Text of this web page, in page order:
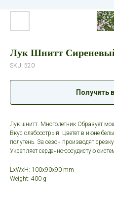
Лук Шнитт
SKU: 520
Получить
Лук шнитт. Многолетник Образует
Вкус слабоострый. Цветет в июне
полутень. За сезон производят
Укрепляет сердечно-сосудистую
LxWxH: 100x90x90 mm
Weight: 400 g